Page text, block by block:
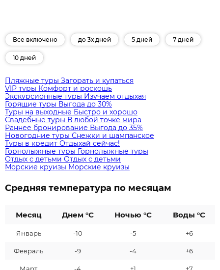
Все включено до 3х дней 5 дней 7 дней
10 дней
Пляжные туры Загорать и купаться
VIP туры Комфорт и роскошь
Экскурсионные туры Изучаем отдыхая
Горящие туры Выгода до 30%
Туры на выходные Быстро и хорошо
Свадебные туры В любой точке мира
Раннее бронирование Выгода до 35%
Новогодние туры Снежки и шампанское
Туры в кредит Отдыхай сейчас!
Горнолыжные туры Горнолыжные туры
Отдых с детьми Отдых с детьми
Морские круизы Морские круизы
Средняя температура по месяцам
Месяц Днем °C Ночью °C Воды °C
Январь -10 -5 +6
Февраль -9 -4 +6
Март -4 +1 +7